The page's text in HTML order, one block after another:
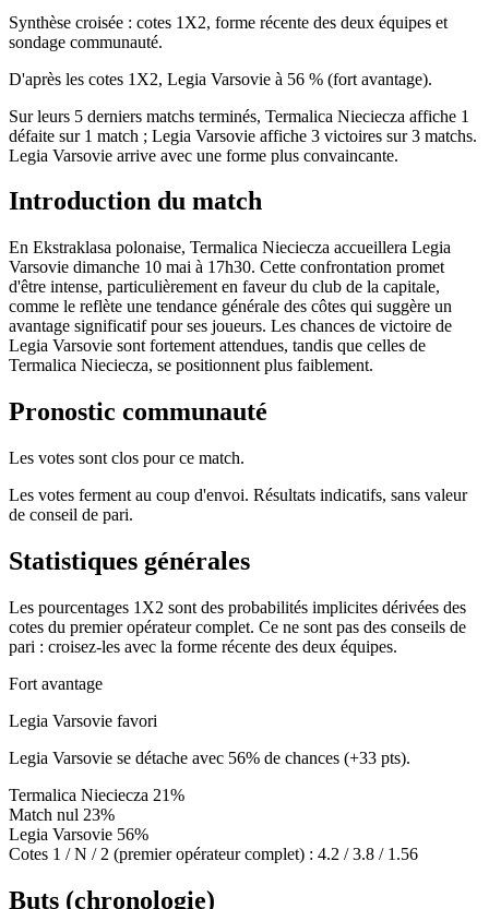
Synthèse croisée : cotes 1X2, forme récente des deux équipes et
sondage communauté.
D'après les cotes 1X2, Legia Varsovie à 56 % (fort avantage).
Sur leurs 5 derniers matchs terminés, Termalica Nieciecza affiche 1
défaite sur 1 match ; Legia Varsovie affiche 3 victoires sur 3 matchs.
Legia Varsovie arrive avec une forme plus convaincante.
Introduction du match
En Ekstraklasa polonaise, Termalica Nieciecza accueillera Legia
Varsovie dimanche 10 mai à 17h30. Cette confrontation promet
d'être intense, particulièrement en faveur du club de la capitale,
comme le reflète une tendance générale des côtes qui suggère un
avantage significatif pour ses joueurs. Les chances de victoire de
Legia Varsovie sont fortement attendues, tandis que celles de
Termalica Nieciecza, se positionnent plus faiblement.
Pronostic communauté
Les votes sont clos pour ce match.
Les votes ferment au coup d'envoi. Résultats indicatifs, sans valeur
de conseil de pari.
Statistiques générales
Les pourcentages 1X2 sont des probabilités implicites dérivées des
cotes du premier opérateur complet. Ce ne sont pas des conseils de
pari : croisez-les avec la forme récente des deux équipes.
Fort avantage
Legia Varsovie favori
Legia Varsovie se détache avec 56% de chances (+33 pts).
Termalica Nieciecza 21%
Match nul 23%
Legia Varsovie 56%
Cotes 1 / N / 2 (premier opérateur complet) : 4.2 / 3.8 / 1.56
Buts (chronologie)